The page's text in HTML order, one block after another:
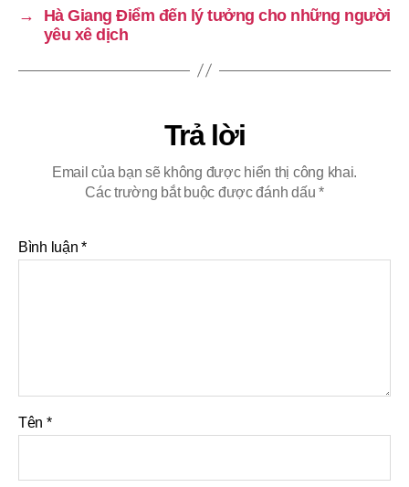
→
Hà Giang Điểm đến lý tưởng cho những người
yêu xê dịch
Trả lời
Email của bạn sẽ không được hiển thị công khai.
Các trường bắt buộc được đánh dấu*
Bình luận*
Tên *